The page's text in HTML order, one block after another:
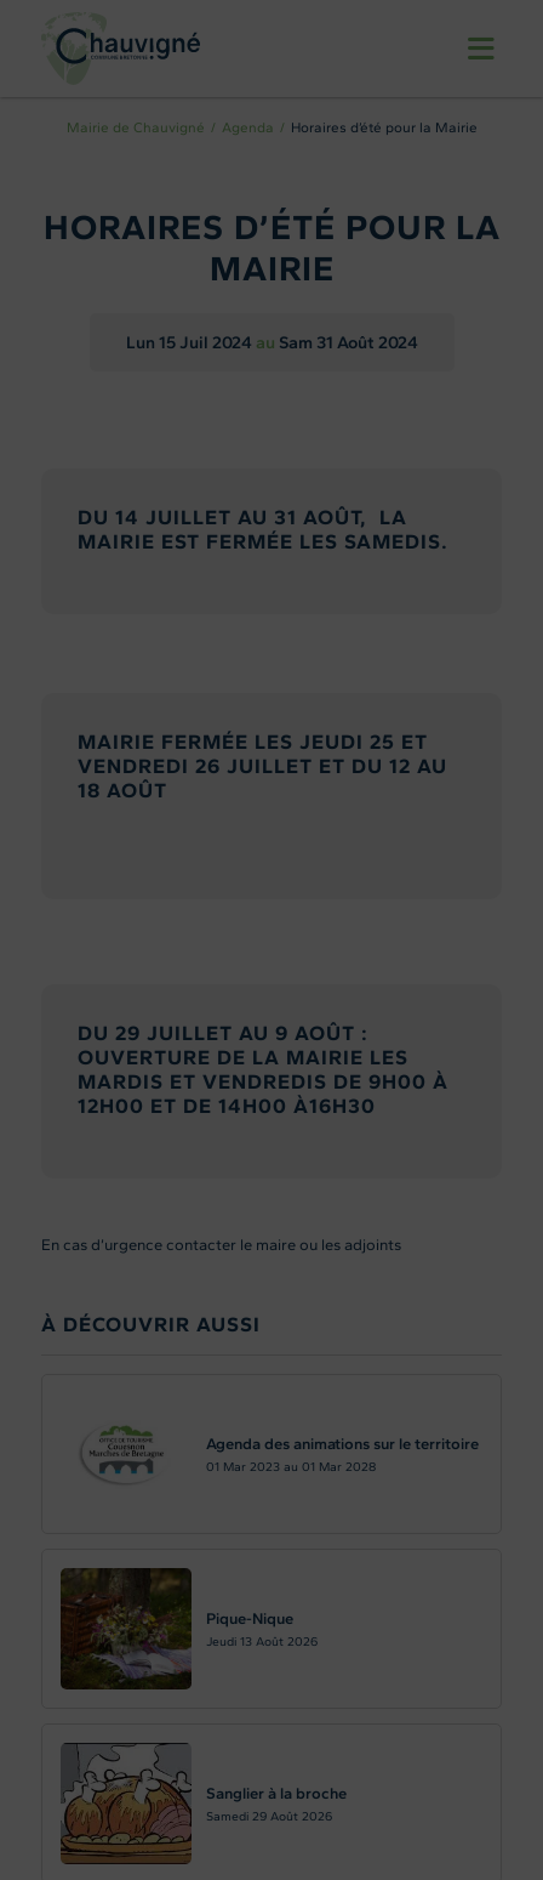
Mairie de Chauvigné Agenda Horaires d’été pour la Mairie
HORAIRES D’ÉTÉ POUR LA
MAIRIE
Lun 15 Juil 2024 au Sam 31 Août 2024
DU 14 JUILLET AU 31 AOÛT, LA
MAIRIE EST FERMÉE LES SAMEDIS.
MAIRIE FERMÉE LES JEUDI 25 ET
VENDREDI 26 JUILLET ET DU 12 AU
18 AOÛT
DU 29 JUILLET AU 9 AOÛT :
OUVERTURE DE LA MAIRIE LES
MARDIS ET VENDREDIS DE 9H00 À
12H00 ET DE 14H00 À16H30
En cas d’urgence contacter le maire ou les adjoints
À DÉCOUVRIR AUSSI
Agenda des animations sur le territoire
01 Mar 2023 au 01 Mar 2028
Pique-Nique
Jeudi 13 Août 2026
Sanglier à la broche
Samedi 29 Août 2026